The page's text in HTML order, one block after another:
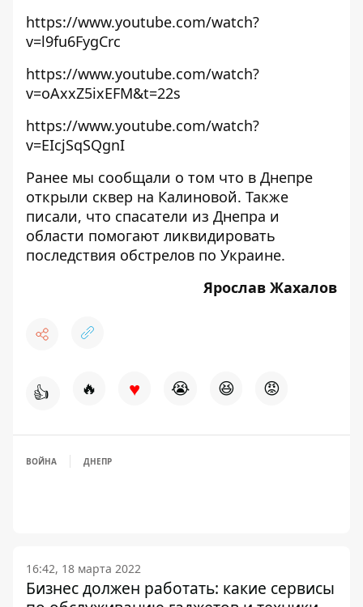
https://www.youtube.com/watch?
v=l9fu6FygCrc
https://www.youtube.com/watch?
v=oAxxZ5ixEFM&t=22s
https://www.youtube.com/watch?
v=EIcjSqSQgnI
Ранее мы сообщали о том что в Днепре
открыли сквер на Калиновой. Также
писали, что спасатели из Днепра и
области помогают ликвидировать
последствия обстрелов по Украине.
Ярослав Жахалов
👍 🔥 ♥ 😭 😆 😡
ВОЙНА ДНЕПР
16:42, 18 марта 2022
Бизнес должен работать: какие сервисы